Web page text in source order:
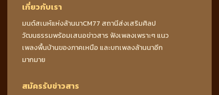
เกี่ยวกับเรา
มนต์สเนห์แห่งล้านนาCM77 สถานีส่งเสริมศิลป
วัฒนธรรมพร้อมเสนอข่าวสาร ฟังเพลงเพราะๆ แนว
เพลงพื้นบ้านของภาคเหนือ และบทเพลงล้านนาอีก
มากมาย
สมัครรับข่าวสาร